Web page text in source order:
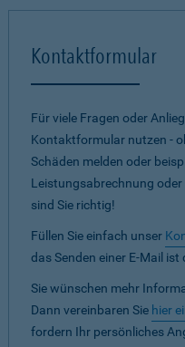
Kontaktformular
Für viele Fragen oder
Kontaktformular nutzen -
Schäden melden oder
Leistungsabrechnung
sind Sie richtig!
Füllen Sie einfach unser
das Senden einer E-Mail
Sie wünschen mehr
Dann vereinbaren Sie hier
fordern Ihr persönliches